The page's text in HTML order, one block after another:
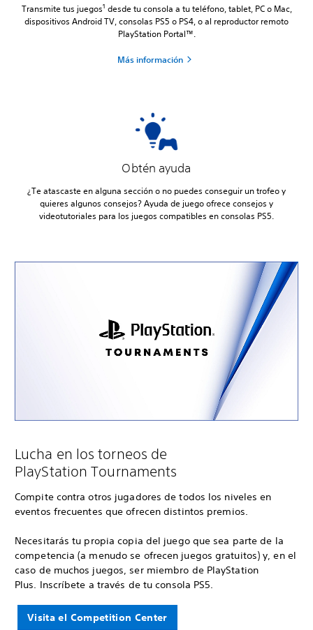
Transmite tus juegos1 desde tu consola a tu teléfono, tablet, PC o Mac,
dispositivos Android TV, consolas PS5 o PS4, o al reproductor remoto
PlayStation Portal™.
Más información
Obtén ayuda
¿Te atascaste en alguna sección o no puedes conseguir un trofeo y
quieres algunos consejos? Ayuda de juego ofrece consejos y
videotutoriales para los juegos compatibles en consolas PS5.
Lucha en los torneos de
PlayStation Tournaments
Compite contra otros jugadores de todos los niveles en
eventos frecuentes que ofrecen distintos premios.
Necesitarás tu propia copia del juego que sea parte de la
competencia (a menudo se ofrecen juegos gratuitos) y, en el
caso de muchos juegos, ser miembro de PlayStation
Plus. Inscríbete a través de tu consola PS5.
Visita el Competition Center